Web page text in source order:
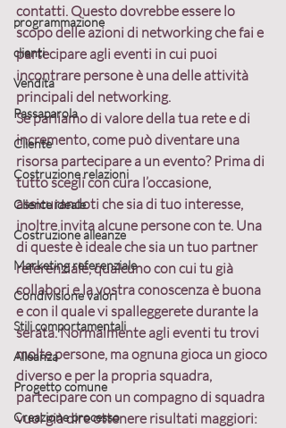
programmazione
clienti
Vendita
Passaparola
Cliente
Costruzione relazioni
Cliente ideale
Costruzione alleanze
Marketing referenziale
Condivisione valori
Stili comportamentali
Alleanza
Progetto comune
Creazione processo
contatti. Questo dovrebbe essere lo
scopo delle azioni di networking che fai e
partecipare agli eventi in cui puoi
incontrare persone è una delle attività
principali del networking.
Se parliamo di valore della tua rete e di
incremento, come può diventare una
risorsa partecipare a un evento? Prima di
tutto scegli con cura l’occasione,
assicurandoti che sia di tuo interesse,
inoltre invita alcune persone con te. Una
di queste è ideale che sia un tuo partner
referenziale, qualcuno con cui tu già
collabori e la vostra conoscenza è buona
e con il quale vi spalleggerete durante la
serata. Normalmente agli eventi tu trovi
molte persone, ma ognuna gioca un gioco
diverso e per la propria squadra,
partecipare con un compagno di squadra
vuol già dire ottenere risultati maggiori: